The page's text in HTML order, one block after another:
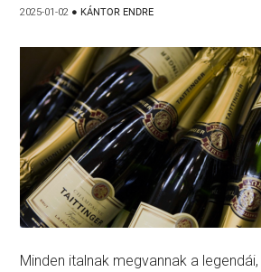
2025-01-02 ● KÁNTOR ENDRE
Minden italnak megvannak a